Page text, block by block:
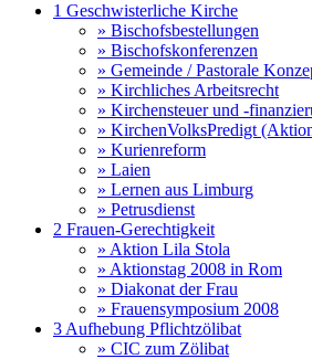
1 Geschwisterliche Kirche
» Bischofsbestellungen
» Bischofskonferenzen
» Gemeinde / Pastorale
» Kirchliches Arbeitsrecht
» Kirchensteuer und -
» KirchenVolksPredigt
» Kurienreform
» Laien
» Lernen aus Limburg
» Petrusdienst
2 Frauen-Gerechtigkeit
» Aktion Lila Stola
» Aktionstag 2008 in Rom
» Diakonat der Frau
» Frauensymposium 2008
3 Aufhebung Pflichtzölibat
» CIC zum Zölibat